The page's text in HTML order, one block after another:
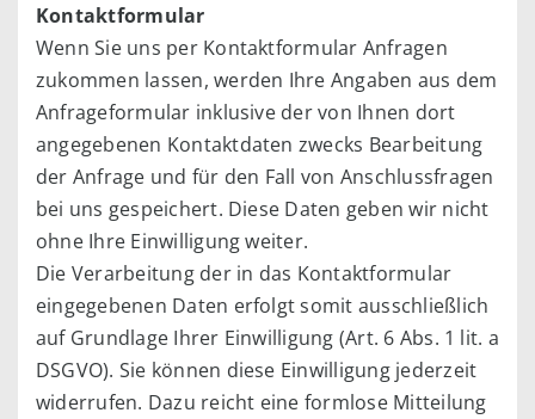
Kontaktformular
Wenn Sie uns per Kontaktformular Anfragen
zukommen lassen, werden Ihre Angaben aus dem
Anfrageformular inklusive der von Ihnen dort
angegebenen Kontaktdaten zwecks Bearbeitung
der Anfrage und für den Fall von Anschlussfragen
bei uns gespeichert. Diese Daten geben wir nicht
ohne Ihre Einwilligung weiter.
Die Verarbeitung der in das Kontaktformular
eingegebenen Daten erfolgt somit ausschließlich
auf Grundlage Ihrer Einwilligung (Art. 6 Abs. 1 lit. a
DSGVO). Sie können diese Einwilligung jederzeit
widerrufen. Dazu reicht eine formlose Mitteilung